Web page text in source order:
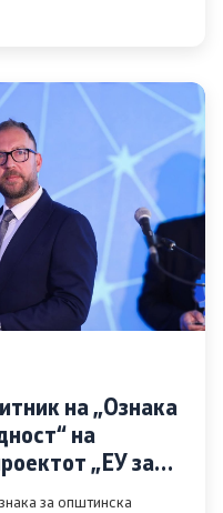
на „Ознака
на
„ЕУ за
за општинска